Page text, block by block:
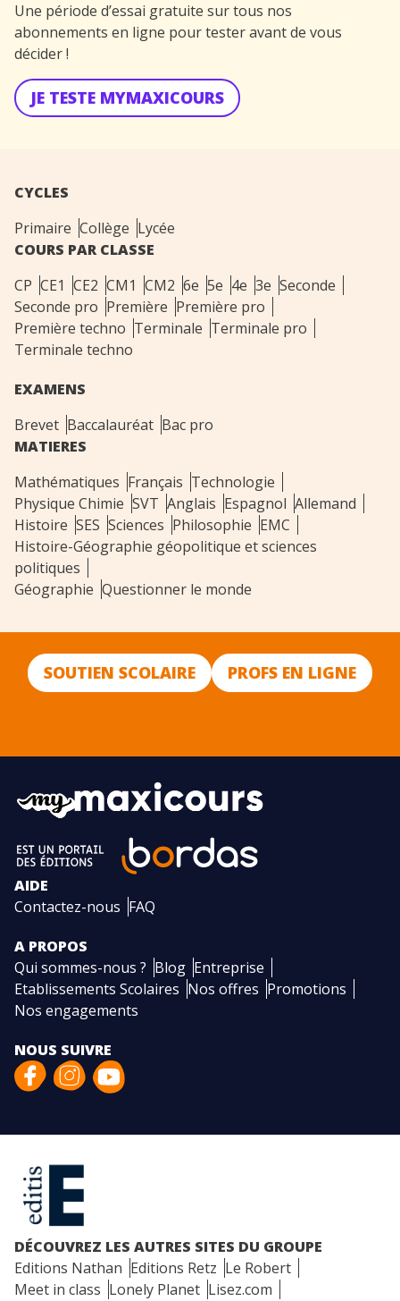
Une période d’essai gratuite sur tous nos
abonnements en ligne pour tester avant de vous
décider !
JE TESTE MYMAXICOURS
CYCLES
Primaire Collège Lycée
COURS PAR CLASSE
CP CE1 CE2 CM1 CM2 6e 5e 4e 3e Seconde
Seconde pro Première Première pro
Première techno Terminale Terminale pro
Terminale techno
EXAMENS
Brevet Baccalauréat Bac pro
MATIERES
Mathématiques Français Technologie
Physique Chimie SVT Anglais Espagnol Allemand
Histoire SES Sciences Philosophie EMC
Histoire-Géographie géopolitique et sciences
politiques
Géographie Questionner le monde
SOUTIEN SCOLAIRE PROFS EN LIGNE
AIDE
Contactez-nous FAQ
A PROPOS
Qui sommes-nous ? Blog Entreprise
Etablissements Scolaires Nos offres Promotions
Nos engagements
NOUS SUIVRE
DÉCOUVREZ LES AUTRES SITES DU GROUPE
Editions Nathan Editions Retz Le Robert
Meet in class Lonely Planet Lisez.com